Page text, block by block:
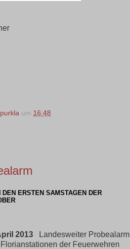
um 16:48
ERSTEN SAMSTAGEN DER
2013
Landesweiter
der Feuerwehren